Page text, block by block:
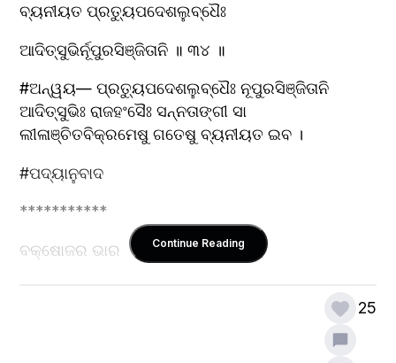
ବ୍ୟନୀୟତ ପ୍ରତ୍ୟୁପଦେଶଲୁବ୍ଧୈଃ
ଆଦିତ୍ସୁଭିର୍ନୂପୁରସିଞ୍ଜିତାନି ॥ ୩୪ ॥
#ଅନ୍ୱୟ— ପ୍ରତ୍ୟୁପଦେଶଲୁବ୍ଧୈଃ ନୂପୁରସିଞ୍ଜିତାନି
ଆଦିତ୍ସୁଭିଃ ରାଜହଂସୈଃ ସନ୍ନତାଙ୍ଗୀ ସା
ଲୀଳାଞ୍ଚିତବିକ୍ରମେଷୁ ଗତେଷୁ ବ୍ୟନୀୟତ ଇବ ।
#ପଦ୍ୟାନୁବାଦ
***********
ବକ୍ଷୋଜର ଭାର          କାରଣୁ ଶରୀର
Continue Reading
25